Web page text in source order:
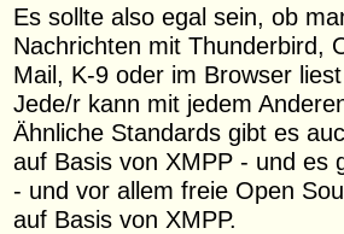
Es sollte also egal sein, ob
Nachrichten mit Thunderbird,
Mail, K-9 oder im Browser
Jede/r kann mit jedem
Ähnliche Standards gibt es
auf Basis von XMPP - und es
- und vor allem freie Open
auf Basis von XMPP.